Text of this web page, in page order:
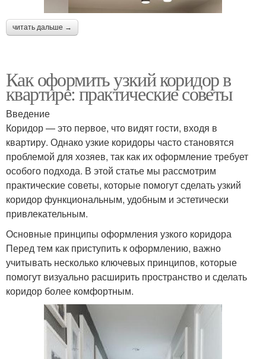
читать дальше →
Как оформить узкий коридор в
квартире: практические советы
Введение
Коридор — это первое, что видят гости, входя в
квартиру. Однако узкие коридоры часто становятся
проблемой для хозяев, так как их оформление требует
особого подхода. В этой статье мы рассмотрим
практические советы, которые помогут сделать узкий
коридор функциональным, удобным и эстетически
привлекательным.
Основные принципы оформления узкого коридора
Перед тем как приступить к оформлению, важно
учитывать несколько ключевых принципов, которые
помогут визуально расширить пространство и сделать
коридор более комфортным.